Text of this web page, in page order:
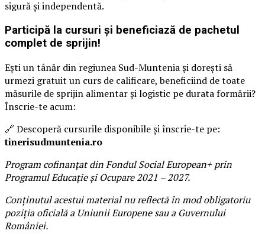
sigură și independentă.
Participă la cursuri și beneficiază de pachetul
complet de sprijin!
Ești un tânăr din regiunea Sud-Muntenia și dorești să
urmezi gratuit un curs de calificare, beneficiind de toate
măsurile de sprijin alimentar și logistic pe durata formării?
Înscrie-te acum:
🔗 Descoperă cursurile disponibile și înscrie-te pe:
tinerisudmuntenia.ro
Program cofinanțat din Fondul Social European+ prin
Programul Educație și Ocupare 2021 – 2027.
Conținutul acestui material nu reflectă în mod obligatoriu
poziția oficială a Uniunii Europene sau a Guvernului
României.